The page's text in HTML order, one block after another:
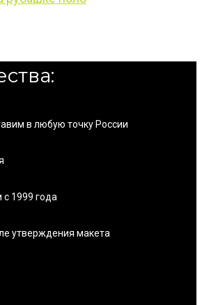
в любую точку России
1999 года
утверждения макета